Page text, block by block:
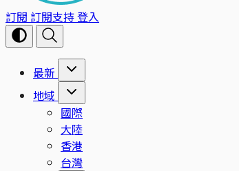
訂閱 訂閱支持登入
最新
地域
國際
大陸
香港
台灣